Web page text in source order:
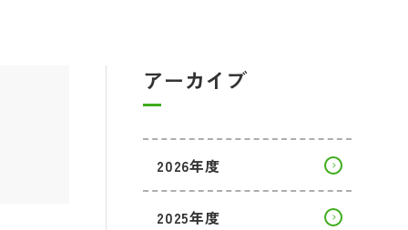
アーカイブ
2026年度
2025年度